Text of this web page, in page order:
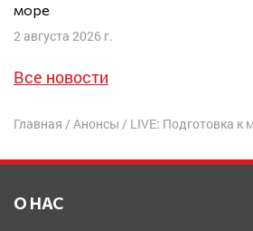
море
2 августа 2026 г.
Все новости
Главная / Анонсы / LIVE: Подготовка к
О НАС